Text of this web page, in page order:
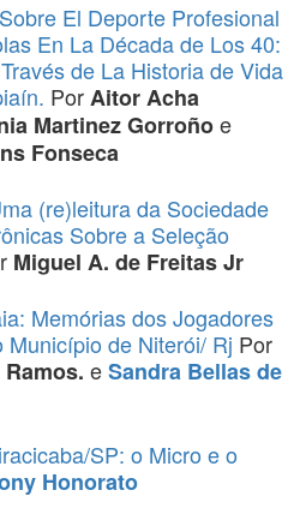
El Deporte Profesional
En La Década de Los 40:
de La Historia de Vida
PorAitor Acha
Martinez Gorroñoe
Fonseca
(re)leitura da Sociedade
Sobre a Seleção
Miguel A. de Freitas Jr
Memórias dos Jogadores
de Niterói/ Rj Por
eSandra Bellas de
SP: o Micro e o
Honorato